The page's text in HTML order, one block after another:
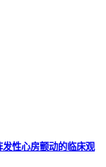
性心房颤动的临床观